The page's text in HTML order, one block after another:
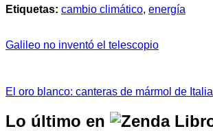
Etiquetas: cambio climático, energía
Galileo no inventó el telescopio
El oro blanco: canteras de mármol de Italia
Lo último en